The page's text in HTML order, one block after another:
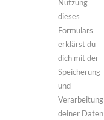
Nutzung
dieses
Formulars
erklärst du
dich mit der
Speicherung
und
Verarbeitung
deiner Daten